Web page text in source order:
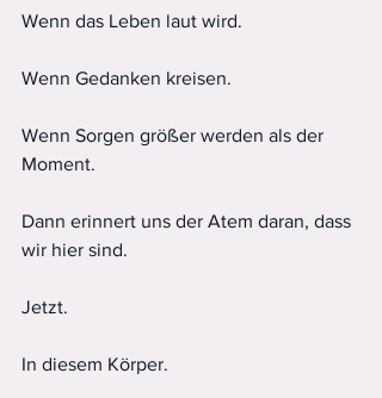
Wenn das Leben laut wird.
Wenn Gedanken kreisen.
Wenn Sorgen größer werden als der
Moment.
Dann erinnert uns der Atem daran, dass
wir hier sind.
Jetzt.
In diesem Körper.